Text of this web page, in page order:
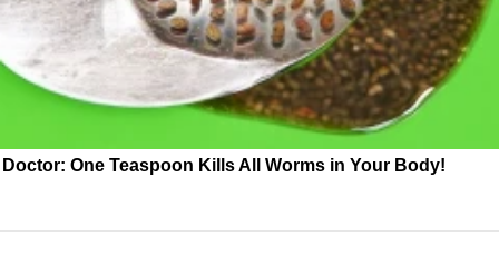
Doctor: One Teaspoon Kills All Worms in Your Body!